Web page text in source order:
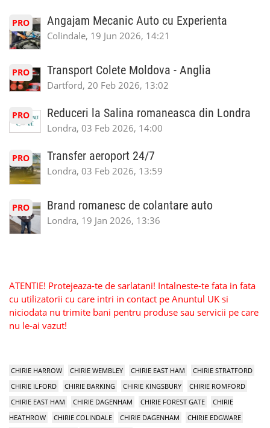
PRO Angajam Mecanic Auto cu Experienta
Colindale, 19 Jun 2026, 14:21
PRO Transport Colete Moldova - Anglia
Dartford, 20 Feb 2026, 13:02
PRO Reduceri la Salina romaneasca din Londra
Londra, 03 Feb 2026, 14:00
PRO Transfer aeroport 24/7
Londra, 03 Feb 2026, 13:59
PRO Brand romanesc de colantare auto
Londra, 19 Jan 2026, 13:36
ATENTIE! Protejeaza-te de sarlatani! Intalneste-te fata in fata
cu utilizatorii cu care intri in contact pe Anuntul UK si
niciodata nu trimite bani pentru produse sau servicii pe care
nu le-ai vazut!
CHIRIE HARROW CHIRIE WEMBLEY CHIRIE EAST HAM
CHIRIE STRATFORD
CHIRIE ILFORD
CHIRIE BARKING CHIRIE KINGSBURY
CHIRIE ROMFORD
CHIRIE EAST HAM
CHIRIE DAGENHAM CHIRIE FOREST GATE
CHIRIE
HEATHROW
CHIRIE COLINDALE CHIRIE DAGENHAM
CHIRIE EDGWARE